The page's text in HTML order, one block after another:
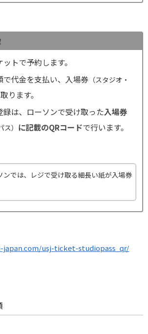
トで予約します。
で代金を支払い、入場券 （スタジオ・
ります。
録は、ローソンで受け取った入場券
） に記載のQRコードで行います。
ンでは、レジで受け取る細長い紙が入場券
usj-ticket-studiopass_qr/